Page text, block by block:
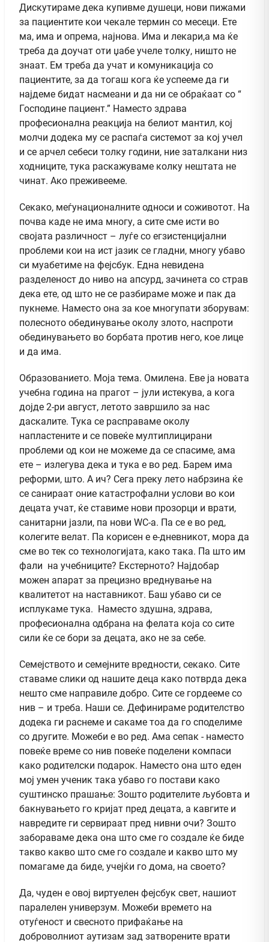
Дискутираме дека купивме душеци, нови пижами
за пациентите кои чекале термин со месеци. Ете
ма, има и опрема, најнова. Има и лекари,а ма ќе
треба да доучат оти џабе учеле толку, ништо не
знаат. Ем треба да учат и комуникација со
пациентите, за да тогаш кога ќе успееме да ги
најдеме бидат насмеани и да ни се обраќаат со “
Господине пациент.” Наместо здрава
професионална реакција на белиот мантил, кој
молчи додека му се распаѓа системот за кој учел
и се арчел себеси толку години, ние заталкани низ
ходниците, тука раскажуваме колку нештата не
чинат. Ако преживееме.
Секако, меѓунационалните односи и соживотот. На
почва каде не има многу, а сите сме исти во
својата различност – луѓе со егзистенцијални
проблеми кои на ист јазик се гладни, многу убаво
си муабетиме на фејсбук. Една невидена
разделеност до ниво на апсурд, зачинета со страв
дека ете, од што не се разбираме може и пак да
пукнеме. Наместо она за кое многупати зборувам:
полесното обединување околу злото, наспроти
обединувањето во борбата против него, кое лице
и да има.
Образованието. Моја тема. Омилена. Еве ја новата
учебна година на прагот – јули истекува, а кога
дојде 2-ри август, летото завршило за нас
даскалите. Тука се расправаме околу
напластените и се повеќе мултиплицирани
проблеми од кои не можеме да се спасиме, ама
ете – излегува дека и тука е во ред. Барем има
реформи, што. А ич? Сега преку лето набрзина ќе
се санираат оние катастрофални услови во кои
децата учат, ќе ставиме нови прозорци и врати,
санитарни јазли, па нови WC-а. Па се е во ред,
колегите велат. Па корисен е е-дневникот, мора да
сме во тек со технологијата, како така. Па што им
фали на учебниците? Екстерното? Најдобар
можен апарат за прецизно вреднување на
квалитетот на наставникот. Баш убаво си се
исплукаме тука. Наместо здушна, здрава,
професионална одбрана на фелата која со сите
сили ќе се бори за децата, ако не за себе.
Семејството и семејните вредности, секако. Сите
ставаме слики од нашите деца како потврда дека
нешто сме направиле добро. Сите се гордееме со
нив – и треба. Наши се. Дефинираме родителство
додека ги раснеме и сакаме тоа да го споделиме
со другите. Можеби е во ред. Ама сепак - наместо
повеќе време со нив повеќе поделени компаси
како родителски подарок. Наместо она што еден
мој умен ученик така убаво го постави како
суштинско прашање: Зoшто родителите љубовта и
бакнувањето го кријат пред децата, а кавгите и
навредите ги сервираат пред нивни очи? Зошто
забораваме дека она што сме го создале ќе биде
такво какво што сме го создале и какво што му
помагаме да биде, учејќи го дома, на своето?
Да, чуден е овој виртуелен фејсбук свет, нашиот
паралелен универзум. Можеби времето на
отуѓеност и свесното прифаќање на
доброволниот аутизам зад затворените врати